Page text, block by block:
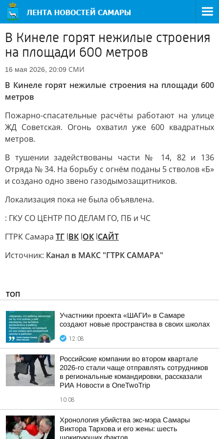
В Кинеле горят нежилые строения
на площади 600 метров
16 мая 2026, 20:09 СМИ
В Кинеле горят нежилые строения на площади 600
метров
Пожарно-спасательные расчёты работают на улице
ЖД Советская. Огонь охватил уже 600 квадратных
метров.
В тушении задействованы части № 14, 82 и 136
Отряда № 34. На борьбу с огнём поданы 5 стволов «Б»
и создано одно звено газодымозащитников.
Локализация пока не была объявлена.
: ГКУ СО ЦЕНТР ПО ДЕЛАМ ГО, ПБ и ЧС
ГТРК Самара ТГ lВК lОК lСАЙТ
Источник: Канал в МАКС "ГТРК САМАРА"
ТОП
Участники проекта «ШАГИ» в Самаре
создают новые пространства в своих школах
12:08
Российские компании во втором квартале
2026-го стали чаще отправлять сотрудников
в региональные командировки, рассказали
РИА Новости в OneTwoTrip
10:08
Хронология убийства экс-мэра Самары
Виктора Тархова и его жены: шесть